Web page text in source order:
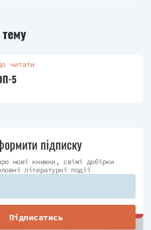
читати
5
підписку
нові книжки, свіжі добірки
літературні події
Підписатись